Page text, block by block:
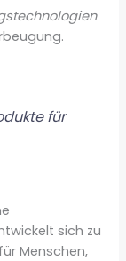
für
sich zu
Menschen,